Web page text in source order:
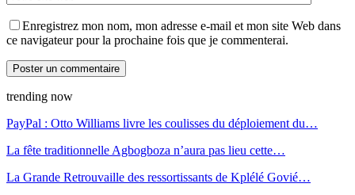
Enregistrez mon nom, mon adresse e-mail et mon site Web dans
ce navigateur pour la prochaine fois que je commenterai.
trending now
PayPal : Otto Williams livre les coulisses du déploiement du…
La fête traditionnelle Agbogboza n’aura pas lieu cette…
La Grande Retrouvaille des ressortissants de Kplélé Govié…